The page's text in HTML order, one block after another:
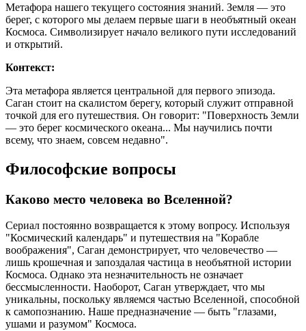
Метафора нашего текущего состояния знаний. Земля — это
берег, с которого мы делаем первые шаги в необъятный океан
Космоса. Символизирует начало великого пути исследований
и открытий.
Контекст:
Эта метафора является центральной для первого эпизода.
Саган стоит на скалистом берегу, который служит отправной
точкой для его путешествия. Он говорит: "Поверхность Земли
— это берег космического океана... Мы научились почти
всему, что знаем, совсем недавно".
Философские вопросы
Каково место человека во Вселенной?
Сериал постоянно возвращается к этому вопросу. Используя
"Космический календарь" и путешествия на "Корабле
воображения", Саган демонстрирует, что человечество —
лишь крошечная и запоздалая частица в необъятной истории
Космоса. Однако эта незначительность не означает
бессмысленности. Наоборот, Саган утверждает, что мы
уникальны, поскольку являемся частью Вселенной, способной
к самопознанию. Наше предназначение — быть "глазами,
ушами и разумом" Космоса.